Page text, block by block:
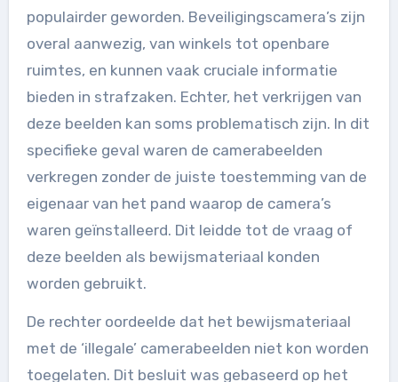
populairder geworden. Beveiligingscamera’s zijn
overal aanwezig, van winkels tot openbare
ruimtes, en kunnen vaak cruciale informatie
bieden in strafzaken. Echter, het verkrijgen van
deze beelden kan soms problematisch zijn. In dit
specifieke geval waren de camerabeelden
verkregen zonder de juiste toestemming van de
eigenaar van het pand waarop de camera’s
waren geïnstalleerd. Dit leidde tot de vraag of
deze beelden als bewijsmateriaal konden
worden gebruikt.
De rechter oordeelde dat het bewijsmateriaal
met de ‘illegale’ camerabeelden niet kon worden
toegelaten. Dit besluit was gebaseerd op het